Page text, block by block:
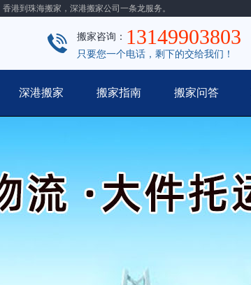
港到珠海搬家，深港搬家公司一条龙服务。
搬家咨询： 13149903803
只要您一个电话，剩下的交给我们！
深港搬家 搬家指南 搬家问答